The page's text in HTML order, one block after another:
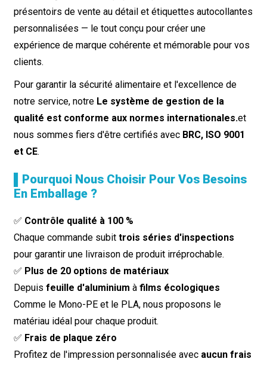
présentoirs de vente au détail et étiquettes autocollantes
personnalisées — le tout conçu pour créer une
expérience de marque cohérente et mémorable pour vos
clients.
Pour garantir la sécurité alimentaire et l'excellence de
notre service, notre Le système de gestion de la
qualité est conforme aux normes internationales.et
nous sommes fiers d'être certifiés avec BRC, ISO 9001
et CE.
▌Pourquoi Nous Choisir Pour Vos Besoins
En Emballage ?
✅ Contrôle qualité à 100 %
Chaque commande subit trois séries d'inspections
pour garantir une livraison de produit irréprochable.
✅ Plus de 20 options de matériaux
Depuis feuille d'aluminium à films écologiques
Comme le Mono-PE et le PLA, nous proposons le
matériau idéal pour chaque produit.
✅ Frais de plaque zéro
Profitez de l'impression personnalisée avec aucun frais